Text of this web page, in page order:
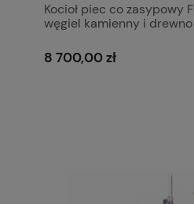
Kocioł piec co zasypowy
węgiel kamienny i
Pleszew Ciepłomax
8 700,00 zł